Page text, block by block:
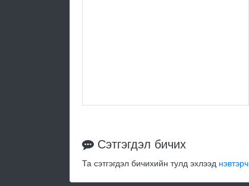
Сэтгэгдэл бичих
Та сэтгэгдэл бичихийн тулд эхлээд нэвтэрч